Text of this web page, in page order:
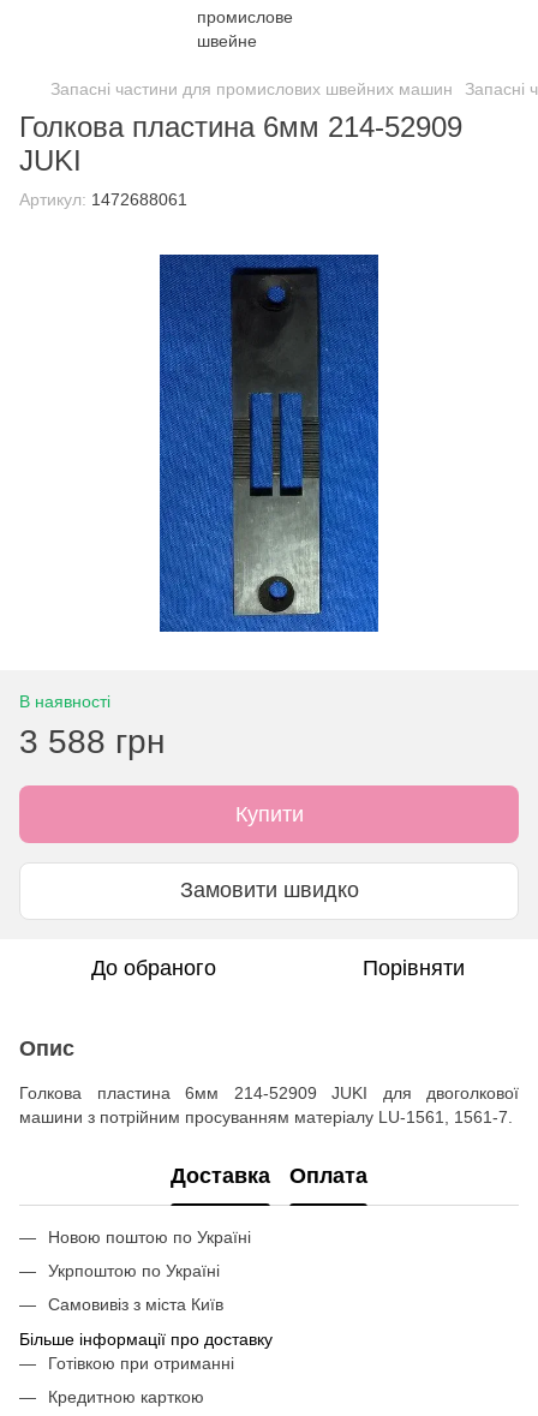
Запасні частини для промислових швейних машин Запасні
Голкова пластина 6мм 214-52909
JUKI
Артикул: 1472688061
В наявності
3 588 грн
Купити
Замовити швидко
До обраного Порівняти
Опис
Голкова пластина 6мм 214-52909 JUKI для двоголкової
машини з потрійним просуванням матеріалу LU-1561, 1561-7.
Доставка Оплата
Новою поштою по Україні
Укрпоштою по Україні
Самовивіз з міста Київ
Більше інформації про доставку
Готівкою при отриманні
Кредитною карткою